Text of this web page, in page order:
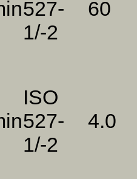
527-
1/-2
60
ISO
527-
1/-2
4.0